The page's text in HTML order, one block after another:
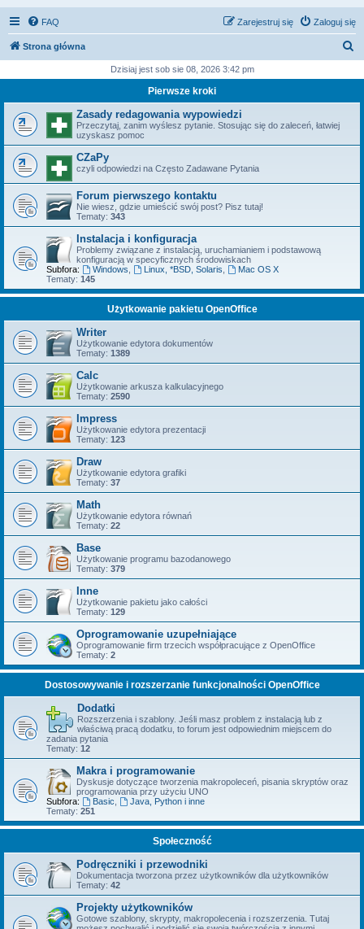
FAQ Zaloguj się
Zarejestruj się
Strona główna
k
j
Dzisiaj jest sob sie 08, 2026 3:42 pm
Pierwsze kroki
Zasady redagowania wypowiedzi
Przeczytaj, zanim wyślesz pytanie. Stosując się do zaleceń, łatwiej
uzyskasz pomoc
CZaPy
czyli odpowiedzi na Często Zadawane Pytania
Forum pierwszego kontaktu
Nie wiesz, gdzie umieścić swój post? Pisz tutaj!
Tematy: 343
Instalacja i konfiguracja
Problemy związane z instalacją, uruchamianiem i podstawową
konfiguracją w specyficznych środowiskach
Subfora:
Windows Linux, *BSD, Solaris
Mac OS X
Tematy: 145
Użytkowanie pakietu OpenOffice
Writer
Użytkowanie edytora dokumentów
Tematy: 1389
Calc
Użytkowanie arkusza kalkulacyjnego
Tematy: 2590
Impress
Użytkowanie edytora prezentacji
Tematy: 123
Draw
Użytkowanie edytora grafiki
Tematy: 37
Math
Użytkowanie edytora równań
Tematy: 22
Base
Użytkowanie programu bazodanowego
Tematy: 379
Inne
Użytkowanie pakietu jako całości
Tematy: 129
Oprogramowanie uzupełniające
Oprogramowanie firm trzecich współpracujące z OpenOffice
Tematy: 2
Dostosowywanie i rozszerzanie funkcjonalności OpenOffice
Dodatki
Rozszerzenia i szablony. Jeśli masz problem z instalacją lub z
właściwą pracą dodatku, to forum jest odpowiednim miejscem do
zadania pytania
Tematy: 12
Makra i programowanie
Dyskusje dotyczące tworzenia makropoleceń, pisania skryptów oraz
programowania przy użyciu UNO
Subfora:
Basic
Java, Python i inne
Tematy: 251
Społeczność
Podręczniki i przewodniki
Dokumentacja tworzona przez użytkowników dla użytkowników
Tematy: 42
Projekty użytkowników
Gotowe szablony, skrypty, makropolecenia i rozszerzenia. Tutaj